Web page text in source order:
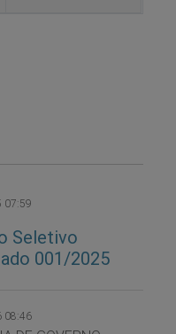
Seletivo
001/2025